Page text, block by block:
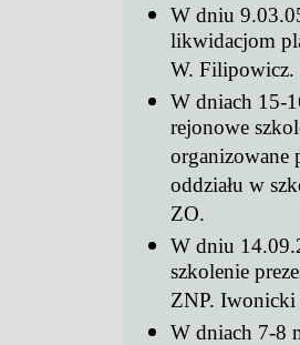
W dniu
likwidacjom
W. Filipowicz.
W dniach 15-
rejonowe
organizowane
oddziału w
ZO.
W dniu
szkolenie
ZNP. Iwonicki
W dniach 7-8